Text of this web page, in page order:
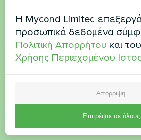
Ηλεκτρονικό ταχυδρομείο
Σχόλιο
Η Mycond Limited
προσωπικά δεδομένα
Πολιτική Απορρήτου και
Χρήσης Περιεχομένου
Απόρριψη
Επιτρέψτε σε όλους